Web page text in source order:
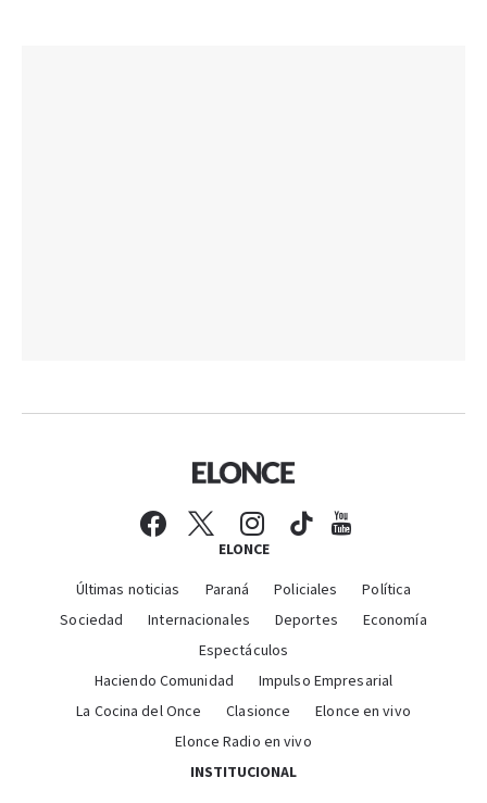
ELONCE
Últimas noticias Paraná Policiales
Política
Sociedad
Internacionales Deportes
Economía
Espectáculos
Haciendo Comunidad
Impulso Empresarial
La Cocina del Once
Clasionce
Elonce en vivo
Elonce Radio en vivo
INSTITUCIONAL